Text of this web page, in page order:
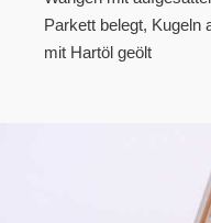
DSC00053Parkett belegt, Kugeln
mit Hartöl geölt